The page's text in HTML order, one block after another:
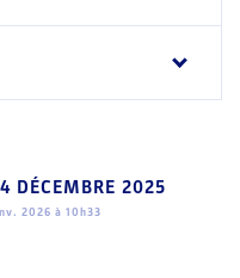
DÉCEMBRE 2025
2026 à 10h33